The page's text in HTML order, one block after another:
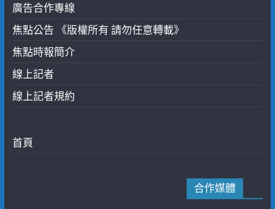
廣告合作專線
焦點公告 《版權所有 請勿任意轉載》
焦點時報簡介
線上記者
線上記者規約
首頁
合作媒體